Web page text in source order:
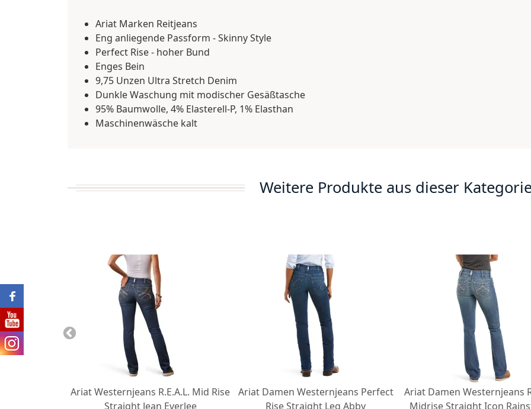
Ariat Marken Reitjeans
Eng anliegende Passform - Skinny Style
Perfect Rise - hoher Bund
Enges Bein
9,75 Unzen Ultra Stretch Denim
Dunkle Waschung mit modischer Gesäßtasche
95% Baumwolle, 4% Elasterell-P, 1% Elasthan
Maschinenwäsche kalt
Weitere Produkte aus dieser
Ariat Westernjeans R.E.A.L. Mid Rise
Straight Jean Everlee
Ariat Damen Westernjeans Perfect
Rise Straight Leg Abby
Ariat Damen Westernjeans
Midrise Straight Icon